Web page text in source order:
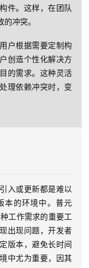
件。这样，在团队
冲突。
户根据需要定制构
创造个性化解决方
的需求。这种灵活
理依赖冲突时，变
入或更新都是难以
本的环境中。普元
工作需求的重要工
出现问题，开发者
版本，避免长时间
中尤为重要，因其